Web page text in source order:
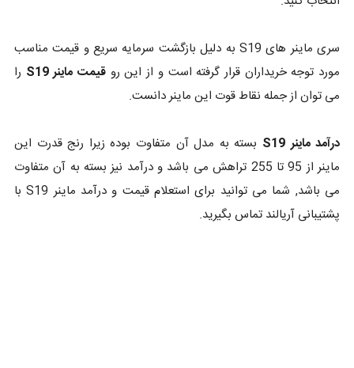
سری ماینر های S19 به دلیل بازگشت سرمایه سریع و قیمت مناسب
مورد توجه خریداران قرار گرفته است و از این رو قیمت ماینر S19
را
می توان از جمله نقاط قوت این ماینر دانست.
درآمد ماینر S19
بسته به مدل آن متفاوت بوده زیرا رنج قدرت این
ماینر از 95 تا 255 تراهش می باشد و درآمد نیز بسته به آن متفاوت
می باشد, شما می توانید برای استعلام قیمت و درآمد ماینر S19 با
پشتیبانی آریالند تماس بگیرید.